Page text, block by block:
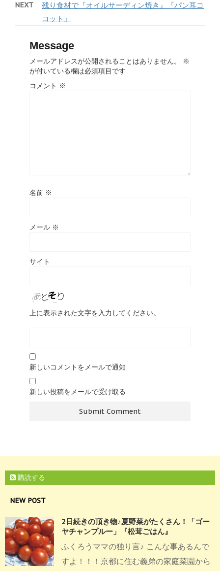
NEXT
残り食材で『オイルサーディン焼き』『パン耳コ
コット』
Message
メールアドレスが公開されることはありません。
※
が付いている欄は必須項目です
コメント ※
名前 ※
メール ※
サイト
上に表示された文字を入力してください。
新しいコメントをメールで通知
新しい投稿をメールで受け取る
購読する
NEW POST
2日続きの頂き物♪夏野菜がたくさん！「ゴー
ヤチャンプルー」『松茸ごはん』
ふくろうママの独り言♪ こんな事あるんで
すよ！！！京都に住む義弟の家庭菜園から